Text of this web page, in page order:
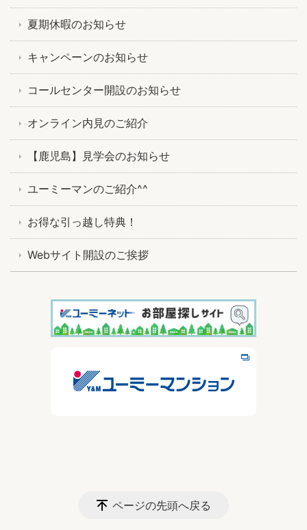
夏期休暇のお知らせ
キャンペーンのお知らせ
コールセンター開設のお知らせ
オンライン内見のご紹介
【鹿児島】見学会のお知らせ
ユーミーマンのご紹介^^
お得な引っ越し特典！
Webサイト開設のご挨拶
ページの先頭へ戻る